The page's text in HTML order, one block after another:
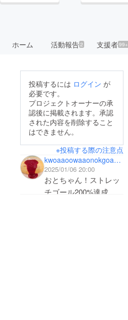
ホーム 活動報告2 支援者99+
投稿するには ログイン が
必要です。
プロジェクトオーナーの承
認後に掲載されます。承認
された内容を削除すること
はできません。
※投稿する際の注意点
kwoaaoowaaonokgoawowagawa
2025/01/06 20:00
おとちゃん！ストレッ
チゴール200%達成お